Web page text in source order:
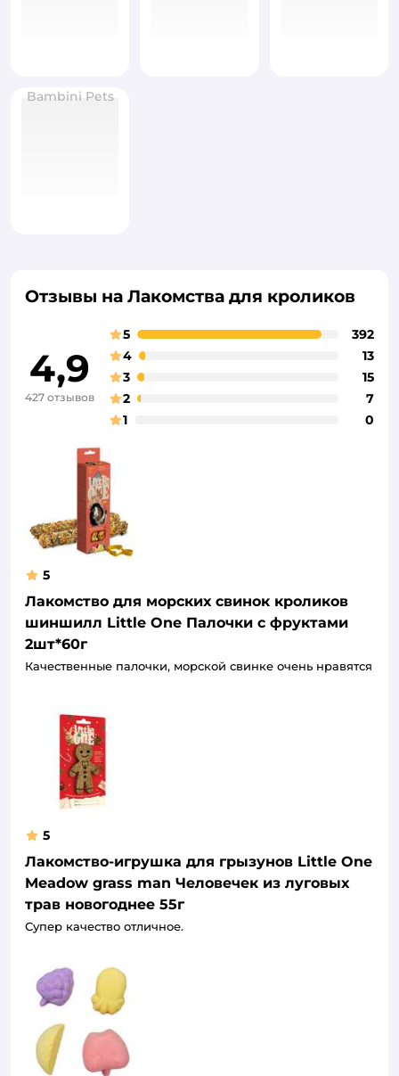
Bambini Pets
Отзывы на Лакомства для кроликов
4,9
427 отзывов
5
392
4
13
3
15
2
7
1
0
5
Лакомство для морских свинок кроликов
шиншилл Little One Палочки с фруктами
2шт*60г
Качественные палочки, морской свинке очень нравятся
5
Лакомство-игрушка для грызунов Little One
Meadow grass man Человечек из луговых
трав новогоднее 55г
Супер качество отличное.